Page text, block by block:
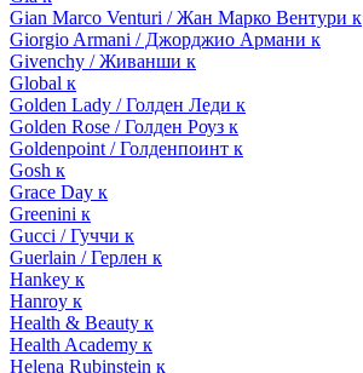
Gian Marco Venturi / Жан Марко Вентури к
Giorgio Armani / Джорджио Армани к
Givenchy / Живанши к
Global к
Golden Lady / Голден Леди к
Golden Rose / Голден Роуз к
Goldenpoint / Голденпоинт к
Gosh к
Grace Day к
Greenini к
Gucci / Гуччи к
Guerlain / Герлен к
Hankey к
Hanroy к
Health & Beauty к
Health Academy к
Helena Rubinstein к